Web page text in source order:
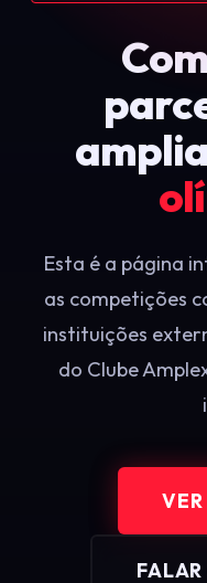
Esta é a página
as competições
instituições
do Clube